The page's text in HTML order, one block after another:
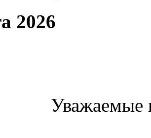
2026
Уважаемые